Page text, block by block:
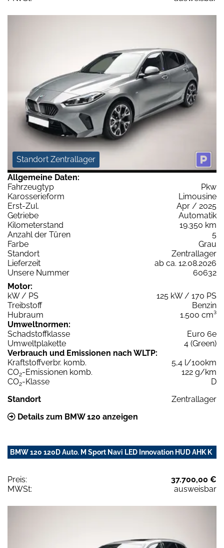
Standort Zentrallager
Allgemeine Daten:
Fahrzeugtyp
Pkw
Karosserieform
Limousine
Erst-Zul.
Apr / 2025
Getriebe
Automatik
Kilometerstand
19.350 km
Anzahl der Türen
5
Farbe
Grau
Standort
Zentrallager
Lieferzeit
ab ca. 12.08.2026
Unsere Nummer
60632
Motor:
kW / PS
125 kW / 170 PS
Treibstoff
Benzin
Hubraum
1.500 cm³
Umweltnormen:
Schadstoffklasse
Euro 6e
Umweltplakette
4 (Green)
Verbrauch und Emissionen nach WLTP:
Kraftstoffverbr. komb.
5,4 l/100km
CO2-Emissionen komb.
122 g/km
CO2-Klasse
D
Standort
Zentrallager
Details zum BMW 120 anzeigen
BMW 120 120D Auto. M Sport Navi LED Innovation HUD AHK K
Preis:
37.700,00 €
MWSt:
ausweisbar